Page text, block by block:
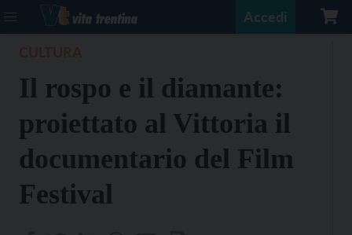
Accedi
Il rospo e il diamante:
proiettato al Vittoria il
documentario del Film
Festival